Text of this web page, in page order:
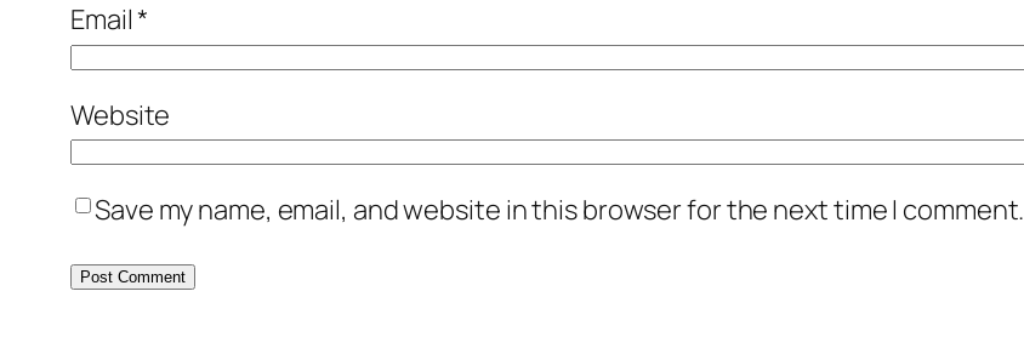
Email*
Website
Save my name, email, and website in this browser for the next time I comment.